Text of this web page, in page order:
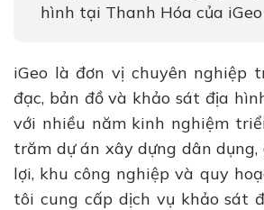
hình tại Thanh Hóa của iGeo
iGeo là đơn vị chuyên nghiệp
đạc, bản đồ và khảo sát địa
với nhiều năm kinh nghiệm
trăm dự án xây dựng dân
lợi, khu công nghiệp và quy
tôi cung cấp dịch vụ khảo sát